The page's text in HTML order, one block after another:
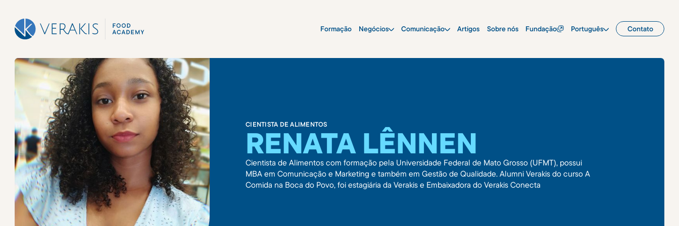
Formação Negócios Comunicação Artigos Sobre nós Fundação Português Contato
CIENTISTA DE ALIMENTOS
RENATA LÊNNEN
Cientista de Alimentos com formação pela Universidade Federal de Mato Grosso (UFMT), possui
MBA em Comunicação e Marketing e também em Gestão de Qualidade. Alumni Verakis do curso A
Comida na Boca do Povo, foi estagiária da Verakis e Embaixadora do Verakis Conecta